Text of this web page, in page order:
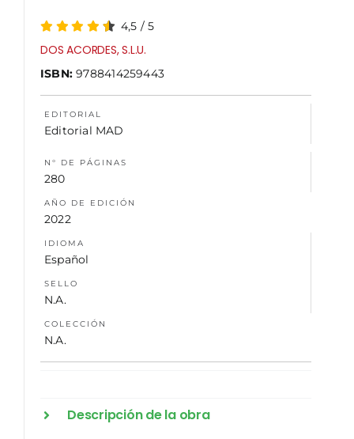
4,5 /5
DOS ACORDES, S.L.U.
ISBN:9788414259443
EDITORIAL
Editorial MAD
N° DE PÁGINAS
280
AÑO DE EDICIÓN
2022
IDIOMA
Español
SELLO
N.A.
COLECCIÓN
N.A.
Descripción de la obra